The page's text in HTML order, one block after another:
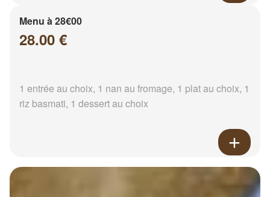
Menu à 28€00
28.00 €
1 entrée au choix, 1 nan au fromage, 1 plat au choix, 1
riz basmati, 1 dessert au choix